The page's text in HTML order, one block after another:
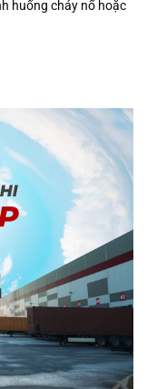
huống cháy nổ hoặc